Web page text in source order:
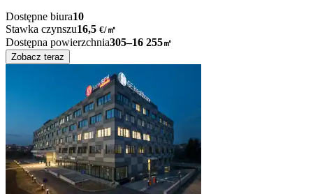
Dostępne biura10
Stawka czynszu16,5 €/㎡
Dostępna powierzchnia305–16 255㎡
Zobacz teraz